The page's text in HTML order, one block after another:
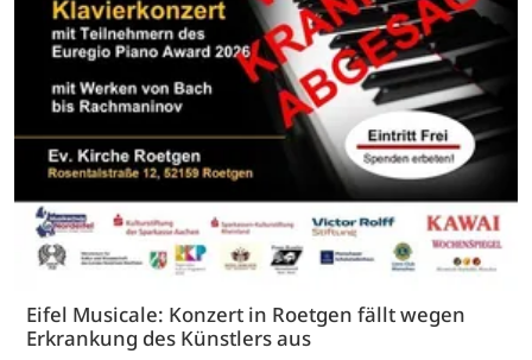
Eifel Musicale: Konzert in Roetgen fällt wegen
Erkrankung des Künstlers aus